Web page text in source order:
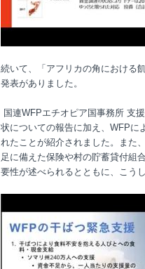
続いて、「アフリカの角における
発表がありました。
国連WFPエチオピア国事務所 支
状についての報告に加え、 WFPに
れたことが紹介されました。また
足に備えた保険や村の貯蓄貸付組
要性が述べられるとともに、こう